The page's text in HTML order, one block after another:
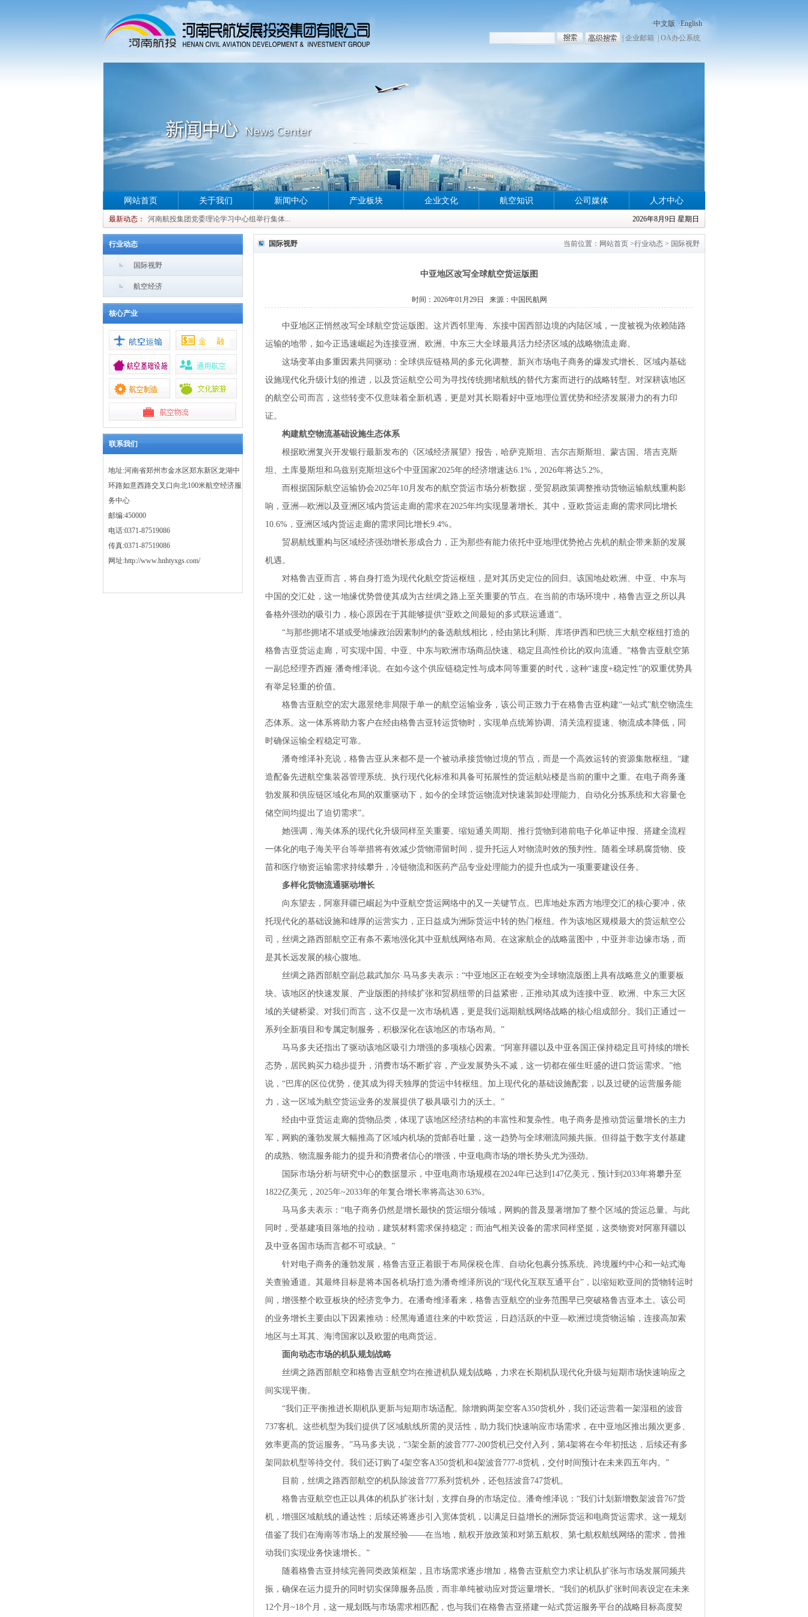
·中文版 ·English
企业邮箱 OA办公系统
网站首页
最新动态：
河南航投集团党委理论学习中心组举行集体...
河南航投集团党委理论学习中心组举行集体...
河南航投集团党委理论学习中心组举行集体...
河南航投集团党委理论学习中心组举行集体...
2026年8月9日 星期日
关于我们 新闻中心 产业板块 企业文化 航空知识 公司媒体 人才中心
行业动态
国际视野
航空经济
核心产业
联系我们
地址:河南省郑州市金水区郑东新区龙湖中
环路如意西路交叉口向北100米航空经济服
务中心
邮编:450000
电话:0371-87519086
传真:0371-87519086
网址:http://www.hnhtyxgs.com/
国际视野 当前位置： 网站首页 >行业动态 > 国际视野
中亚地区改写全球航空货运版图
时间：2026年01月29日 来源： 中国民航网
中亚地区正悄然改写全球航空货运版图。这片西邻里海、东接中国西部边境的内陆区域，一度被视为依赖陆路
运输的地带，如今正迅速崛起为连接亚洲、欧洲、中东三大全球最具活力经济区域的战略物流走廊。
这场变革由多重因素共同驱动：全球供应链格局的多元化调整、新兴市场电子商务的爆发式增长、区域内基础
设施现代化升级计划的推进，以及货运航空公司为寻找传统拥堵航线的替代方案而进行的战略转型。对深耕该地区
的航空公司而言，这些转变不仅意味着全新机遇，更是对其长期看好中亚地理位置优势和经济发展潜力的有力印
证。
构建航空物流基础设施生态体系
根据欧洲复兴开发银行最新发布的《区域经济展望》报告，哈萨克斯坦、吉尔吉斯斯坦、蒙古国、塔吉克斯
坦、土库曼斯坦和乌兹别克斯坦这6个中亚国家2025年的经济增速达6.1%，2026年将达5.2%。
而根据国际航空运输协会2025年10月发布的航空货运市场分析数据，受贸易政策调整推动货物运输航线重构影
响，亚洲—欧洲以及亚洲区域内货运走廊的需求在2025年均实现显著增长。其中，亚欧货运走廊的需求同比增长
10.6%，亚洲区域内货运走廊的需求同比增长9.4%。
贸易航线重构与区域经济强劲增长形成合力，正为那些有能力依托中亚地理优势抢占先机的航企带来新的发展
机遇。
对格鲁吉亚而言，将自身打造为现代化航空货运枢纽，是对其历史定位的回归。该国地处欧洲、中亚、中东与
中国的交汇处，这一地缘优势曾使其成为古丝绸之路上至关重要的节点。在当前的市场环境中，格鲁吉亚之所以具
备格外强劲的吸引力，核心原因在于其能够提供“亚欧之间最短的多式联运通道”。
“与那些拥堵不堪或受地缘政治因素制约的备选航线相比，经由第比利斯、库塔伊西和巴统三大航空枢纽打造的
格鲁吉亚货运走廊，可实现中国、中亚、中东与欧洲市场商品快速、稳定且高性价比的双向流通。”格鲁吉亚航空第
一副总经理齐西娅·潘奇维泽说。在如今这个供应链稳定性与成本同等重要的时代，这种“速度+稳定性”的双重优势具
有举足轻重的价值。
格鲁吉亚航空的宏大愿景绝非局限于单一的航空运输业务，该公司正致力于在格鲁吉亚构建“一站式”航空物流生
态体系。这一体系将助力客户在经由格鲁吉亚转运货物时，实现单点统筹协调、清关流程提速、物流成本降低，同
时确保运输全程稳定可靠。
潘奇维泽补充说，格鲁吉亚从来都不是一个被动承接货物过境的节点，而是一个高效运转的资源集散枢纽。“建
造配备先进航空集装器管理系统、执行现代化标准和具备可拓展性的货运航站楼是当前的重中之重。在电子商务蓬
勃发展和供应链区域化布局的双重驱动下，如今的全球货运物流对快速装卸处理能力、自动化分拣系统和大容量仓
储空间均提出了迫切需求”。
她强调，海关体系的现代化升级同样至关重要。缩短通关周期、推行货物到港前电子化单证申报、搭建全流程
一体化的电子海关平台等举措将有效减少货物滞留时间，提升托运人对物流时效的预判性。随着全球易腐货物、疫
苗和医疗物资运输需求持续攀升，冷链物流和医药产品专业处理能力的提升也成为一项重要建设任务。
多样化货物流通驱动增长
向东望去，阿塞拜疆已崛起为中亚航空货运网络中的又一关键节点。巴库地处东西方地理交汇的核心要冲，依
托现代化的基础设施和雄厚的运营实力，正日益成为洲际货运中转的热门枢纽。作为该地区规模最大的货运航空公
司，丝绸之路西部航空正有条不紊地强化其中亚航线网络布局。在这家航企的战略蓝图中，中亚并非边缘市场，而
是其长远发展的核心腹地。
丝绸之路西部航空副总裁武加尔·马马多夫表示：“中亚地区正在蜕变为全球物流版图上具有战略意义的重要板
块。该地区的快速发展、产业版图的持续扩张和贸易纽带的日益紧密，正推动其成为连接中亚、欧洲、中东三大区
域的关键桥梁。对我们而言，这不仅是一次市场机遇，更是我们远期航线网络战略的核心组成部分。我们正通过一
系列全新项目和专属定制服务，积极深化在该地区的市场布局。”
马马多夫还指出了驱动该地区吸引力增强的多项核心因素。“阿塞拜疆以及中亚各国正保持稳定且可持续的增长
态势，居民购买力稳步提升，消费市场不断扩容，产业发展势头不减，这一切都在催生旺盛的进口货运需求。”他
说，“巴库的区位优势，使其成为得天独厚的货运中转枢纽。加上现代化的基础设施配套，以及过硬的运营服务能
力，这一区域为航空货运业务的发展提供了极具吸引力的沃土。”
经由中亚货运走廊的货物品类，体现了该地区经济结构的丰富性和复杂性。电子商务是推动货运量增长的主力
军，网购的蓬勃发展大幅推高了区域内机场的货邮吞吐量，这一趋势与全球潮流同频共振。但得益于数字支付基建
的成熟、物流服务能力的提升和消费者信心的增强，中亚电商市场的增长势头尤为强劲。
国际市场分析与研究中心的数据显示，中亚电商市场规模在2024年已达到147亿美元，预计到2033年将攀升至
1822亿美元，2025年~2033年的年复合增长率将高达30.63%。
马马多夫表示：“电子商务仍然是增长最快的货运细分领域，网购的普及显著增加了整个区域的货运总量。与此
同时，受基建项目落地的拉动，建筑材料需求保持稳定；而油气相关设备的需求同样坚挺，这类物资对阿塞拜疆以
及中亚各国市场而言都不可或缺。”
针对电子商务的蓬勃发展，格鲁吉亚正着眼于布局保税仓库、自动化包裹分拣系统、跨境履约中心和一站式海
关查验通道。其最终目标是将本国各机场打造为潘奇维泽所说的“现代化互联互通平台”，以缩短欧亚间的货物转运时
间，增强整个欧亚板块的经济竞争力。在潘奇维泽看来，格鲁吉亚航空的业务范围早已突破格鲁吉亚本土。该公司
的业务增长主要由以下因素推动：经黑海通道往来的中欧货运，日趋活跃的中亚—欧洲过境货物运输，连接高加索
地区与土耳其、海湾国家以及欧盟的电商货运。
面向动态市场的机队规划战略
丝绸之路西部航空和格鲁吉亚航空均在推进机队规划战略，力求在长期机队现代化升级与短期市场快速响应之
间实现平衡。
“我们正平衡推进长期机队更新与短期市场适配。除增购两架空客A350货机外，我们还运营着一架湿租的波音
737客机。这些机型为我们提供了区域航线所需的灵活性，助力我们快速响应市场需求，在中亚地区推出频次更多、
效率更高的货运服务。”马马多夫说，“3架全新的波音777-200货机已交付入列，第4架将在今年初抵达，后续还有多
架同款机型等待交付。我们还订购了4架空客A350货机和4架波音777-8货机，交付时间预计在未来四五年内。”
目前，丝绸之路西部航空的机队除波音777系列货机外，还包括波音747货机。
格鲁吉亚航空也正以具体的机队扩张计划，支撑自身的市场定位。潘奇维泽说：“我们计划新增数架波音767货
机，增强区域航线的通达性；后续还将逐步引入宽体货机，以满足日益增长的洲际货运和电商货运需求。这一规划
借鉴了我们在海南等市场上的发展经验——在当地，航权开放政策和对第五航权、第七航权航线网络的需求，曾推
动我们实现业务快速增长。”
随着格鲁吉亚持续完善同类政策框架，且市场需求逐步增加，格鲁吉亚航空力求让机队扩张与市场发展同频共
振，确保在运力提升的同时切实保障服务品质，而非单纯被动应对货运量增长。“我们的机队扩张时间表设定在未来
12个月~18个月，这一规划既与市场需求相匹配，也与我们在格鲁吉亚搭建一站式货运服务平台的战略目标高度契